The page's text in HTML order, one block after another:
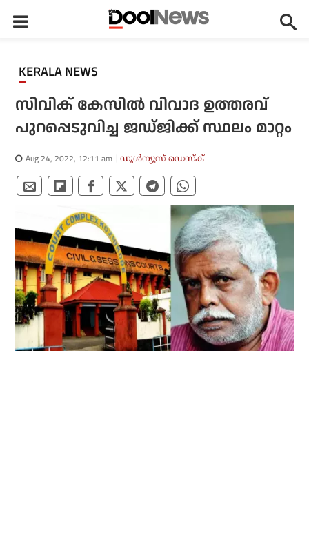
KERALA NEWS
സിവിക് കേസില്‍ വിവാദ ഉത്തരവ്
പുറപ്പെടുവിച്ച ജഡ്ജിക്ക് സ്ഥലം മാറ്റം
Aug 24, 2022, 12:11 am ഡൂള്‍ന്യൂസ് ഡെസ്‌ക്